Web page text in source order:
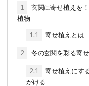
1
玄関に寄せ植えを
植物
1.1 寄せ植えとは
2 冬の玄関を彩る寄
2.1
寄せ植えにす
がける